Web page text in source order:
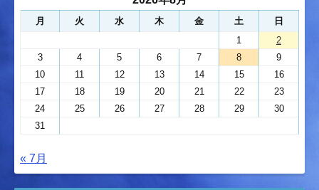
月 火 水 木 金 土
日
1
2
3
4 5 6 7 8
9
10
11 12 13 14 15
16
17
18 19 20 21 22
23
24
25 26 27 28 29
30
31
« 7月